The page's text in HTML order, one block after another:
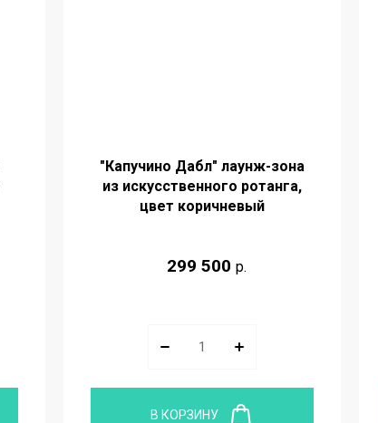
"Капучино Дабл" лаунж-зона
из искусственного ротанга,
цвет коричневый
299 500 р.
В КОРЗИНУ